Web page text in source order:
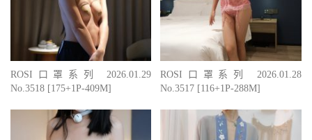
ROSI口罩系列 2026.01.29
No.3518 [175+1P-409M]
ROSI口罩系列 2026.01.28
No.3517 [116+1P-288M]